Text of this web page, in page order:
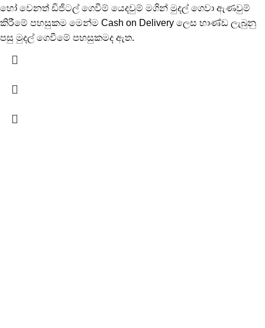
හෝ වෙනත් ඩිජිටල් ගෙවීම් යෙදවුම් මගින් මුදල් ගෙවා ඇණවුම්
කිරීමේ පහසුකම මෙන්ම Cash on Delivery ලෙස භාණ්ඩ ලැබුනු
පසු මුදල් ගෙවීමේ පහසුකමද ඇත.